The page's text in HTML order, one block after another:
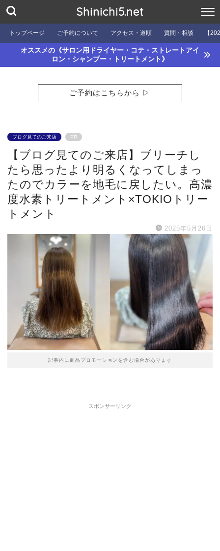
Shinichi5.net
トップページ ご予約について アクセス・道順 質問・相談 【
オススメの《サロン用ドライヤー・コテ・ストレートアイ
ロン・シャンプー・トリートメント》
ご予約はこちらから ▷
ブログ見てのご来店 PR
【ブログ見てのご来店】ブリーチし
たら思ったより明るくなってしまっ
たのでカラーを地毛に戻したい。高濃
度水素トリートメント×TOKIOトリー
トメント
2025年5月26日
記事内に商品プロモーションを含む場合があります
スポンサーリンク